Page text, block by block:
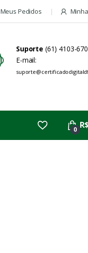
Meus Pedidos
Suporte (61) 4103-
E-mail:
0